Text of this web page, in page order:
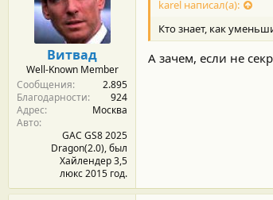
Витвад
Well-Known Member
Сообщения
2.895
Благодарности
924
Адрес
Москва
Авто
GAC GS8 2025
Dragon(2.0), был
Хайлендер 3,5
люкс 2015 год.
karel написал(а):
Кто знает, как
А зачем, если не